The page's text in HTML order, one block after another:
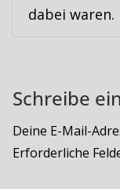
dabei waren.
Schreibe
Deine E-Mail-
Erforderliche